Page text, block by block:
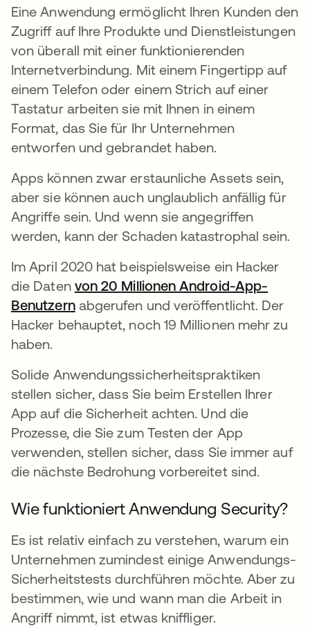
Eine Anwendung ermöglicht Ihren Kunden den
Zugriff auf Ihre Produkte und Dienstleistungen
von überall mit einer funktionierenden
Internetverbindung. Mit einem Fingertipp auf
einem Telefon oder einem Strich auf einer
Tastatur arbeiten sie mit Ihnen in einem
Format, das Sie für Ihr Unternehmen
entworfen und gebrandet haben.
Apps können zwar erstaunliche Assets sein,
aber sie können auch unglaublich anfällig für
Angriffe sein. Und wenn sie angegriffen
werden, kann der Schaden katastrophal sein.
Im April 2020 hat beispielsweise ein Hacker
die Daten von 20 Millionen Android-App-
Benutzernwird in einer neuen Registerkarte
abgerufen und veröffentlicht. Der
Hacker behauptet, noch 19 Millionen mehr zu
haben.
Solide Anwendungssicherheitspraktiken
stellen sicher, dass Sie beim Erstellen Ihrer
App auf die Sicherheit achten. Und die
Prozesse, die Sie zum Testen der App
verwenden, stellen sicher, dass Sie immer auf
die nächste Bedrohung vorbereitet sind.
Wie funktioniert Anwendung Security?
Es ist relativ einfach zu verstehen, warum ein
Unternehmen zumindest einige Anwendungs-
Sicherheitstests durchführen möchte. Aber zu
bestimmen, wie und wann man die Arbeit in
Angriff nimmt, ist etwas kniffliger.